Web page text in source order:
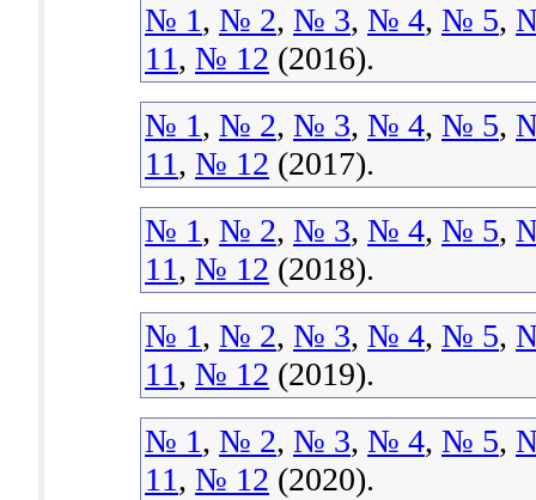
№ 1, № 2, № 3, № 4, № 5,
11, № 12 (2016).
№ 1, № 2, № 3, № 4, № 5,
11, № 12 (2017).
№ 1, № 2, № 3, № 4, № 5,
11, № 12 (2018).
№ 1, № 2, № 3, № 4, № 5,
11, № 12 (2019).
№ 1, № 2, № 3, № 4, № 5,
11, № 12 (2020).